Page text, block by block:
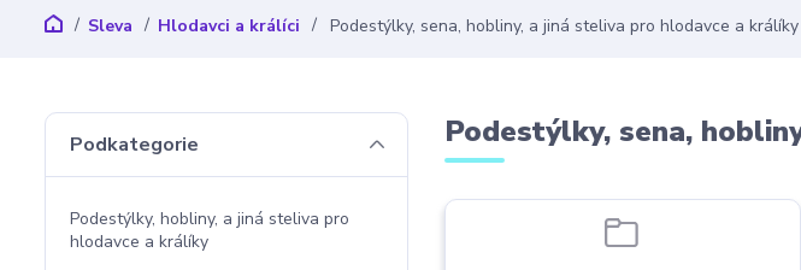
Sleva Hlodavci a králíci Podestýlky, sena, hobliny, a jiná steliva pro hlodavce a králíky
Podestýlky, sena,
Podkategorie
Podestýlky, hobliny, a jiná steliva pro
hlodavce a králíky